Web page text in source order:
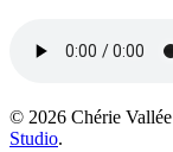
© 2026 Chérie
Studio.